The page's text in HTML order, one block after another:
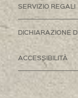
SERVIZIO REGALI
DICHIARAZIONE
ACCESSIBILITÀ